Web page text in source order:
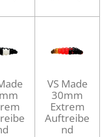
VS Made
30mm
Extrem
Auftreibe
nd